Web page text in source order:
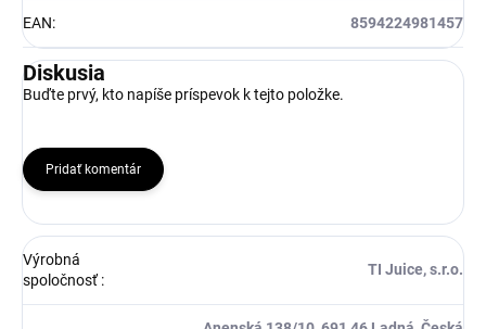
EAN: 8594224981457
Diskusia
Buďte prvý, kto napíše príspevok k tejto položke.
Pridať komentár
Výrobná
spoločnosť:
TI Juice, s.r.o.